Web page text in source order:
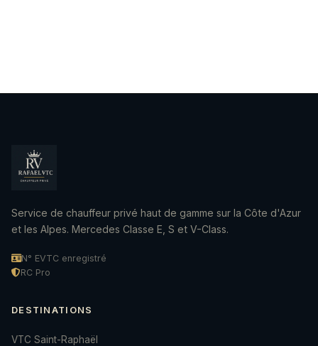
Service de chauffeur privé haut de gamme sur la Côte d'Azur
et les Alpes. Mercedes Classe E, S et V-Class.
N° EVTC enregistré
RC Pro
DESTINATIONS
VTC Saint-Raphaël